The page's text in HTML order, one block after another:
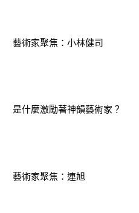
藝術家聚焦：小林健司
是什麼激勵著神韻藝術家？
藝術家聚焦：連旭